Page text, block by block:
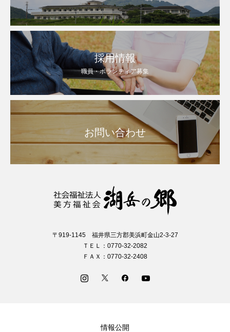
採用情報
職員・ボランティア募集
お問い合わせ
〒919-1145 福井県三方郡美浜町金山2-3-27
ＴＥＬ：0770-32-2082
ＦＡＸ：0770-32-2408
情報公開